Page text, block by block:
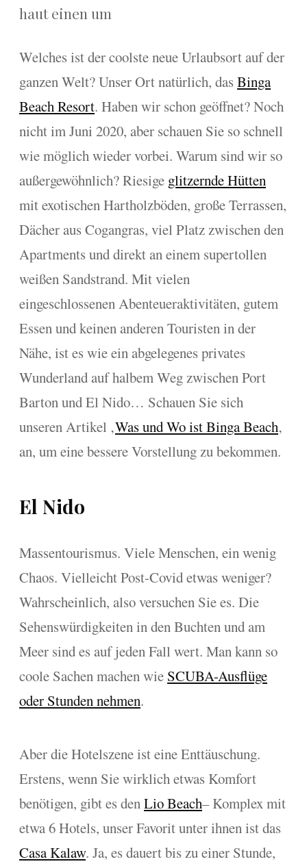
haut einen um
Welches ist der coolste neue Urlaubsort auf der
ganzen Welt? Unser Ort natürlich, dasBinga
Beach Resort. Haben wir schon geöffnet? Noch
nicht im Juni 2020, aber schauen Sie so schnell
wie möglich wieder vorbei. Warum sind wir so
außergewöhnlich? Riesige glitzernde Hütten
mit exotischen Hartholzböden, große Terrassen,
Dächer aus Cogangras, viel Platz zwischen den
Apartments und direkt an einem supertollen
weißen Sandstrand. Mit vielen
eingeschlossenen Abenteueraktivitäten, gutem
Essen und keinen anderen Touristen in der
Nähe, ist es wie ein abgelegenes privates
Wunderland auf halbem Weg zwischen Port
Barton und El Nido… Schauen Sie sich
unseren Artikel ‚Was und Wo ist Binga Beach‚
an, um eine bessere Vorstellung zu bekommen.
El Nido
Massentourismus. Viele Menschen, ein wenig
Chaos. Vielleicht Post-Covid etwas weniger?
Wahrscheinlich, also versuchen Sie es. Die
Sehenswürdigkeiten in den Buchten und am
Meer sind es auf jeden Fall wert. Man kann so
coole Sachen machen wie SCUBA-Ausflüge
oder Stunden nehmen.
Aber die Hotelszene ist eine Enttäuschung.
Erstens, wenn Sie wirklich etwas Komfort
benötigen, gibt es denLio Beach– Komplex mit
etwa 6 Hotels, unser Favorit unter ihnen ist das
Casa Kalaw. Ja, es dauert bis zu einer Stunde,